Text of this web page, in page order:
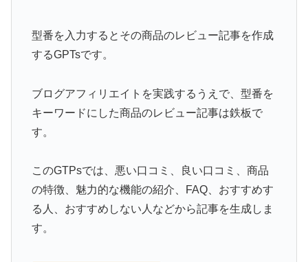
型番を入力するとその商品のレビュー記事を作成
するGPTsです。
ブログアフィリエイトを実践するうえで、型番を
キーワードにした商品のレビュー記事は鉄板で
す。
このGTPsでは、悪い口コミ、良い口コミ、商品
の特徴、魅力的な機能の紹介、FAQ、おすすめす
る人、おすすめしない人などから記事を生成しま
す。